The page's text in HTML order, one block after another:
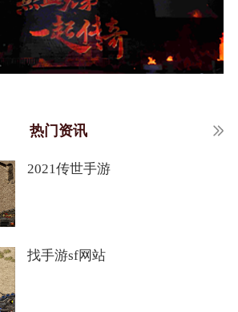
热门资讯
2021传世手游
找手游sf网站